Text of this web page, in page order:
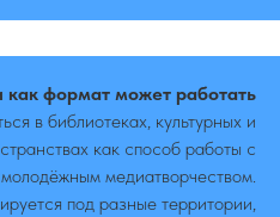
как формат может работать
в библиотеках, культурных и
как способ работы с
молодёжным медиатворчеством.
под разные территории,